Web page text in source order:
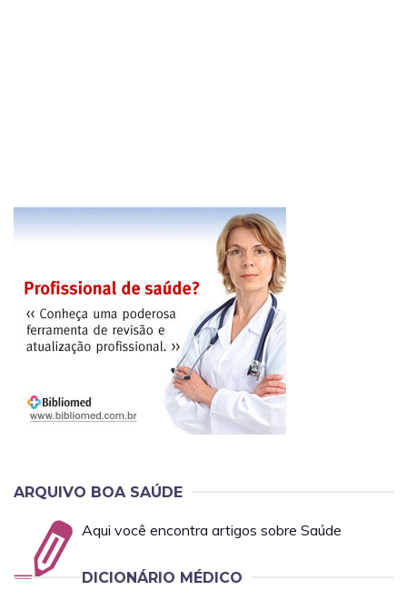
ARQUIVO BOA SAÚDE
Aqui você encontra artigos sobre Saúde
DICIONÁRIO MÉDICO